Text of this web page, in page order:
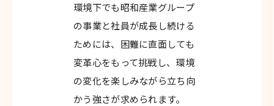
環境下でも昭和産業グループ
の事業と社員が成長し続ける
ためには、困難に直面しても
変革心をもって挑戦し、環境
の変化を楽しみながら立ち向
かう強さが求められます。